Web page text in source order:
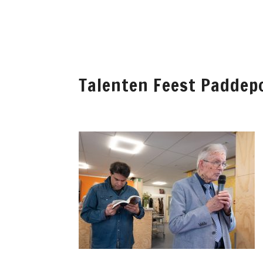
Talenten Feest